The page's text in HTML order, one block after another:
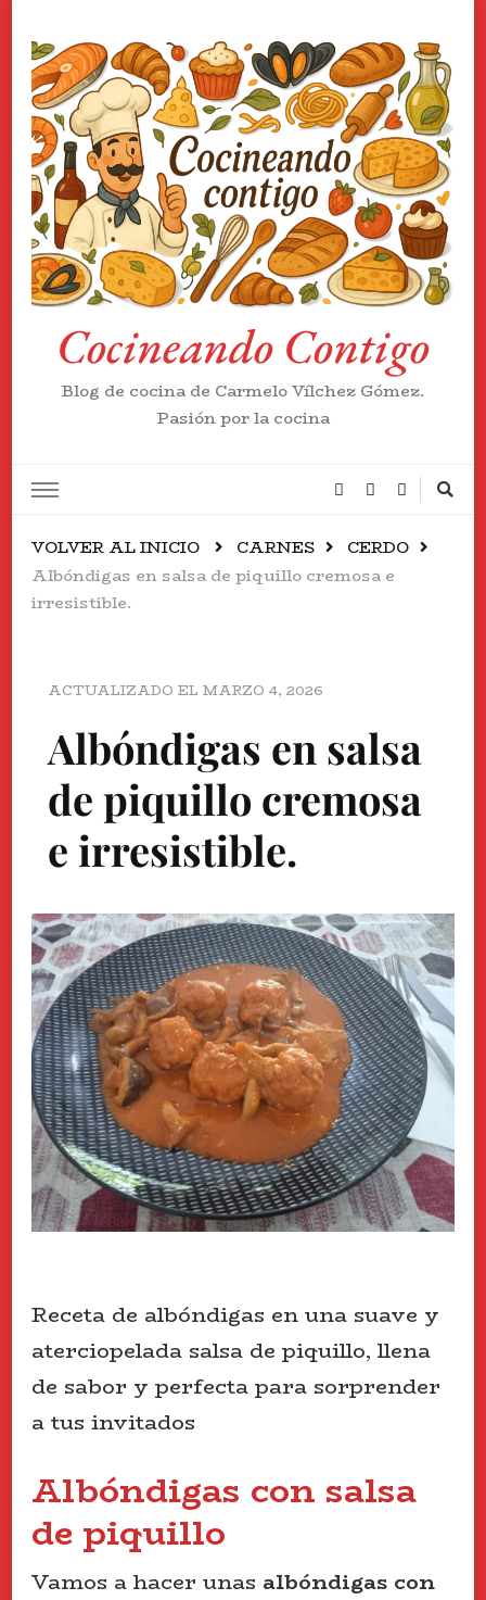
Cocineando Contigo
Blog de cocina de Carmelo Vílchez Gómez.
Pasión por la cocina
VOLVER AL INICIO CARNES
CERDO
Albóndigas en salsa de piquillo cremosa e
irresistible.
ACTUALIZADO EL MARZO 4, 2026
Albóndigas en salsa
de piquillo cremosa
e irresistible.
Receta de albóndigas en una suave y
aterciopelada salsa de piquillo, llena
de sabor y perfecta para sorprender
a tus invitados
Albóndigas con salsa
de piquillo
Vamos a hacer unas albóndigas con